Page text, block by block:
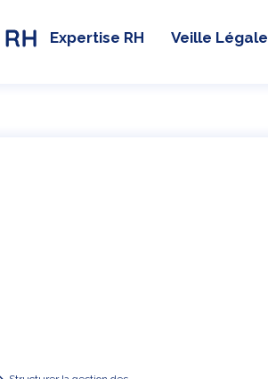
Expertise RH Veille Légale